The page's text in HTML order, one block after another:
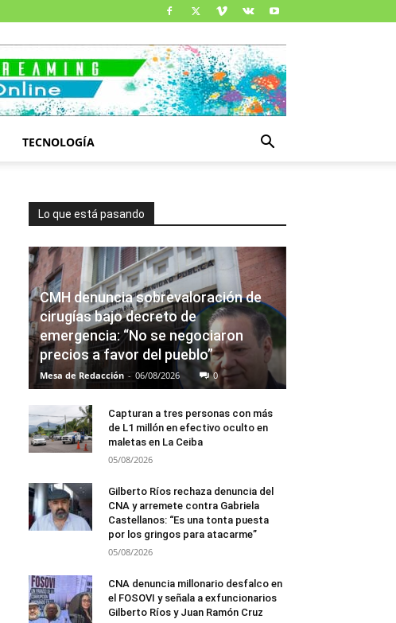
TECNOLOGÍA
Lo que está pasando
CMH denuncia sobrevaloración de
cirugías bajo decreto de
emergencia: “No se negociaron
precios a favor del pueblo”
Mesa de Redacción - 06/08/2026 0
Capturan a tres personas con más
de L1 millón en efectivo oculto en
maletas en La Ceiba
05/08/2026
Gilberto Ríos rechaza denuncia del
CNA y arremete contra Gabriela
Castellanos: “Es una tonta puesta
por los gringos para atacarme”
05/08/2026
CNA denuncia millonario desfalco en
el FOSOVI y señala a exfuncionarios
Gilberto Ríos y Juan Ramón Cruz